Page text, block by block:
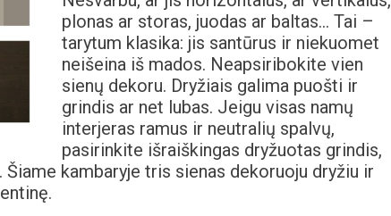
plonas ar storas, juodas ar baltas… Tai –
tarytum klasika: jis santūrus ir niekuomet
neišeina iš mados. Neapsiribokite vien
sienų dekoru. Dryžiais galima puošti ir
grindis ar net lubas. Jeigu visas namų
interjeras ramus ir neutralių spalvų,
pasirinkite išraiškingas dryžuotas grindis,
kambaryje tris sienas dekoruoju dryžiu ir